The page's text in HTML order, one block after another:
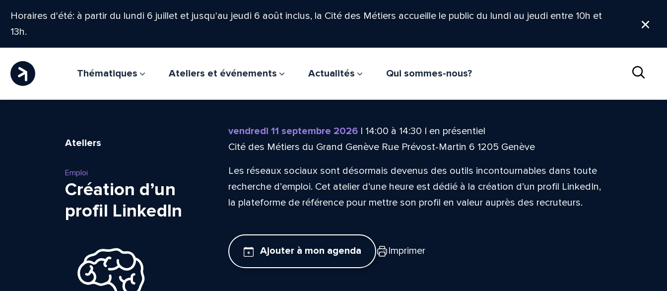
Horaires d'été: à partir du lundi 6 juillet et jusqu'au jeudi 6 août inclus, la Cité des Métiers accueille le public du lundi au jeudi entre 10h et
13h.
Thématiques Ateliers et événements Actualités
Qui sommes-nous?
Ateliers
Emploi
Création d’un
profil LinkedIn
vendredi 11 septembre 2026| 14:00 à 14:30 | en présentiel
Cité des Métiers du Grand Genève Rue Prévost-Martin 6 1205 Genève
Les réseaux sociaux sont désormais devenus des outils incontournables dans toute
recherche d’emploi. Cet atelier d’une heure est dédié à la création d’un profil LinkedIn,
la plateforme de référence pour mettre son profil en valeur auprès des recruteurs.
Ajouter à mon agenda Imprimer